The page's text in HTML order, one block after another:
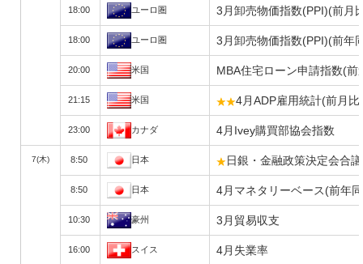
18:00 ユーロ圏 3月卸売物価指数(PPI)(前月
18:00 ユーロ圏 3月卸売物価指数(PPI)(前年
20:00 米国 MBA住宅ローン申請指数(
21:15 米国 4月ADP雇用統計(前月
23:00 カナダ 4月Ivey購買部協会指数
7(木) 8:50 日本 日銀・金融政策決定会合
8:50 日本 4月マネタリーベース(前年
10:30 豪州 3月貿易収支
16:00 スイス 4月失業率